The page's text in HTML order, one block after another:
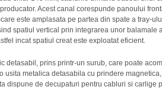
Acest canal corespunde panoului
este amplasata pe partea din spate a tray-
spatiul vertical prin integrarea unor balamale
incat spatiul creat este exploatat eficient.
detasabil, prins printr-un surub, care poate
usita metalica detasabila cu prindere
dispune de decupaturi pentru cabluri si carlige